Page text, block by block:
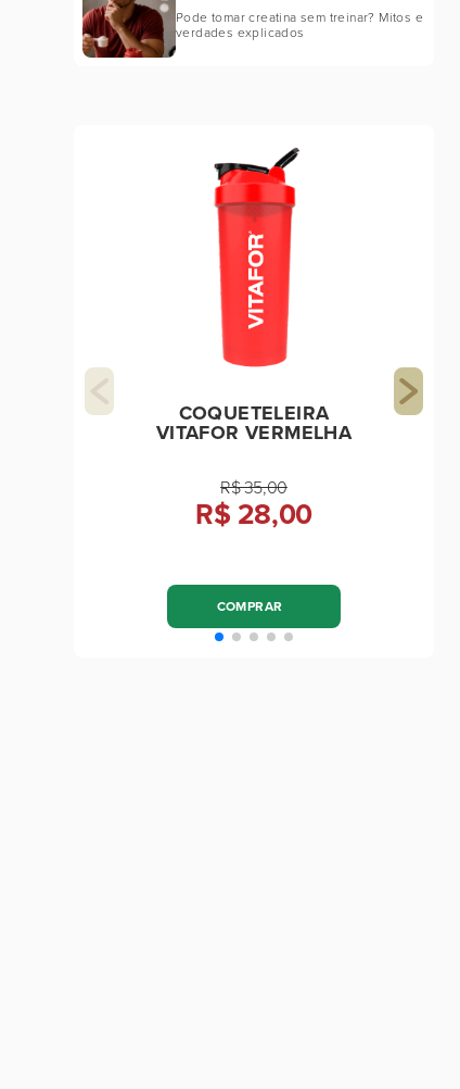
Pode tomar creatina sem treinar? Mitos e
verdades explicados
COQUETELEIRA
VITAFOR VERMELHA
R$ 35,00
R$ 28,00
COMPRAR